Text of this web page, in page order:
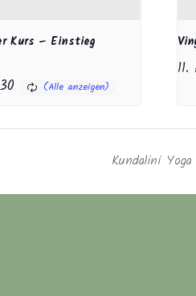
Kurs – Einstieg
Kundalini